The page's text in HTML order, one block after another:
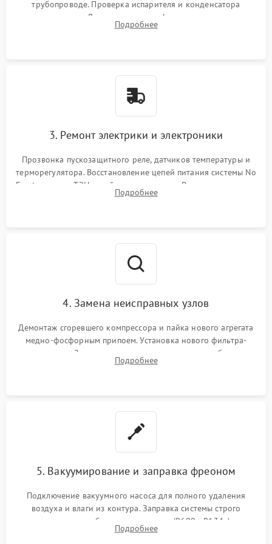
трубопроводе. Проверка испарителя и конденсатора
течеискателем. Демонтаж старого фильтра-осушителя и
продувка капиллярной трубки для устранения засоров.
Подробнее
3. Ремонт электрики и электроники
Прозвонка пускозащитного реле, датчиков температуры и
терморегулятора. Восстановление цепей питания системы No
Frost, включая ТЭН оттайки и вентилятор. Ремонт или замена
платы управления при сбоях алгоритмов.
Подробнее
4. Замена неисправных узлов
Демонтаж сгоревшего компрессора и пайка нового агрегата
медно-фосфорным припоем. Установка нового фильтра-
осушителя. Замена изношенных вентиляторов обдува,
сломанных заслонок или поврежденных дверных петель.
Подробнее
5. Вакуумирование и заправка фреоном
Подключение вакуумного насоса для полного удаления
воздуха и влаги из контура. Заправка системы строго
дозированным объемом хладагента (R600a, R134a) по
электронным весам. Контроль рабочего давления в системе.
Подробнее